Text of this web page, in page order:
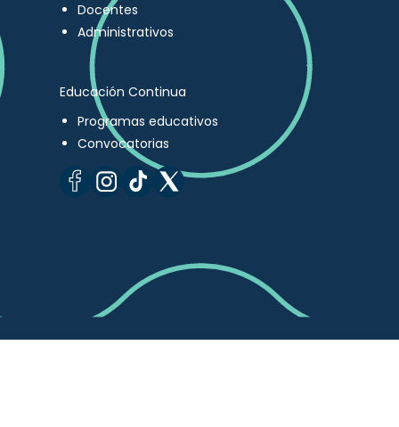
Docentes
Administrativos
Educación Continua
Programas educativos
Convocatorias